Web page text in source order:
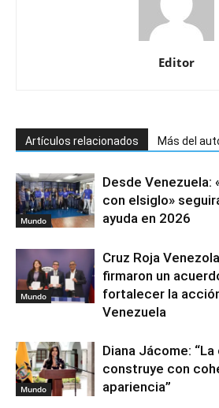
Editor
Artículos relacionados Más del
Mundo
Desde Venezuela:
con elsiglo»
ayuda en 2026
Mundo
Cruz Roja
firmaron un
fortalecer la
Venezuela
Mundo
Diana Jácome:
construye con
apariencia”